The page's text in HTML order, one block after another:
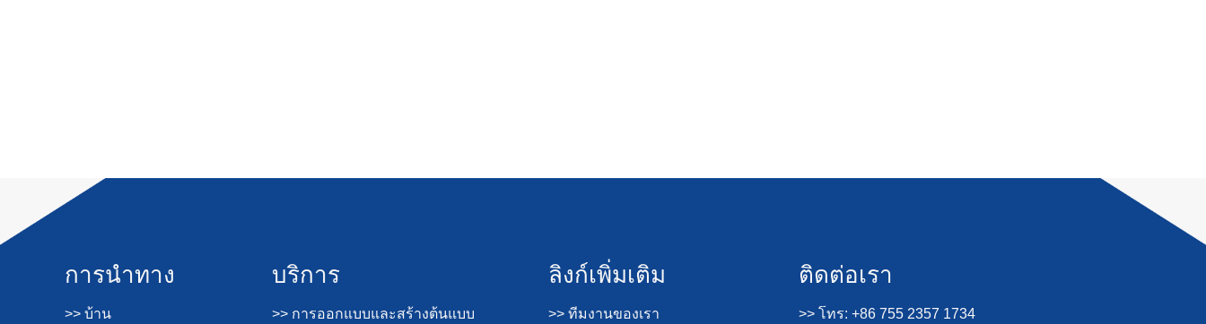
การนำทาง
>> บ้าน
บริการ
>> การออกแบบและสร้างต้นแบบ
ลิงก์เพิ่มเติม
>> ทีมงานของเรา
ติดต่อเรา
>> โทร: +86 755 2357 1734